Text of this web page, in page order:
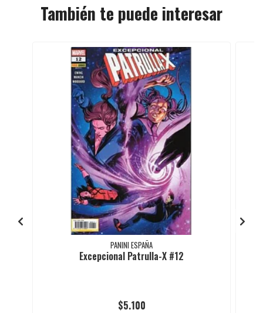
También te puede interesar
PANINI ESPAÑA
Excepcional Patrulla-X #12
$5.100